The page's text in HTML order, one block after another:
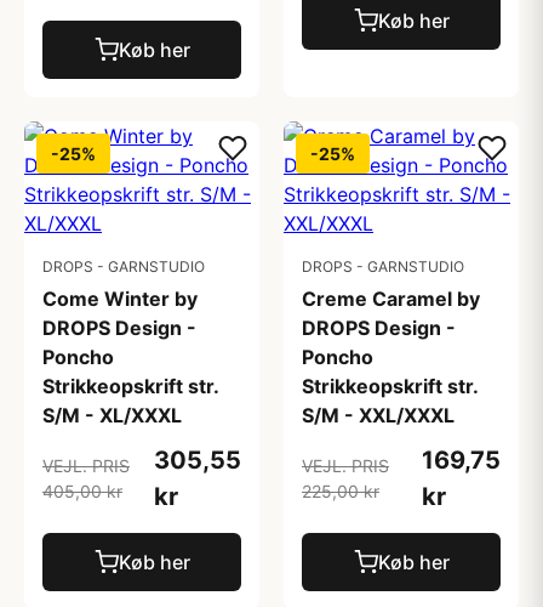
Køb her
Køb her
-25%
DROPS - GARNSTUDIO
Come Winter by
DROPS Design -
Poncho
Strikkeopskrift str.
S/M - XL/XXXL
VEJL. PRIS
405,00 kr
305,55
kr
Køb her
-25%
DROPS - GARNSTUDIO
Creme Caramel by
DROPS Design -
Poncho
Strikkeopskrift str.
S/M - XXL/XXXL
VEJL. PRIS
225,00 kr
169,75
kr
Køb her